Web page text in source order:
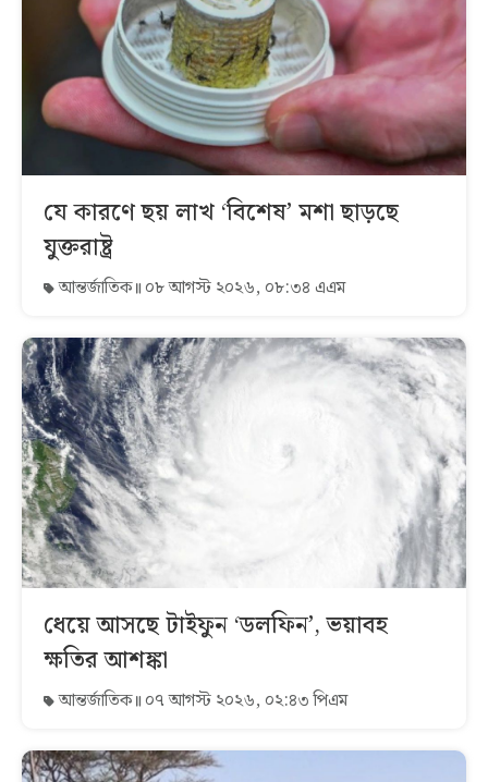
যে কারণে ছয় লাখ ‘বিশেষ’ মশা ছাড়ছে
যুক্তরাষ্ট্র
আন্তর্জাতিক ০৮ আগস্ট ২০২৬, ০৮:৩৪ এএম
ধেয়ে আসছে টাইফুন ‘ডলফিন’, ভয়াবহ
ক্ষতির আশঙ্কা
আন্তর্জাতিক ০৭ আগস্ট ২০২৬, ০২:৪৩ পিএম